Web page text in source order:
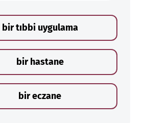
bir tıbbi uygulama
bir hastane
bir eczane